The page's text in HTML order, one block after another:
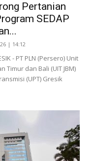
Pertanian
SEDAP
| 14:12
- PT PLN (Persero) Unit
Timur dan Bali (UIT JBM)
(UPT) Gresik